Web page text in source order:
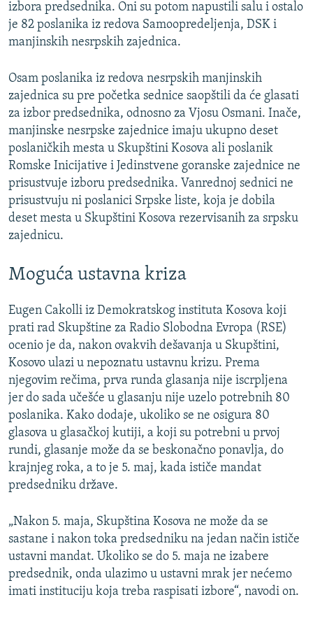
izbora predsednika. Oni su potom napustili salu i ostalo
je 82 poslanika iz redova Samoopredeljenja, DSK i
manjinskih nesrpskih zajednica.
Osam poslanika iz redova nesrpskih manjinskih
zajednica su pre početka sednice saopštili da će glasati
za izbor predsednika, odnosno za Vjosu Osmani. Inače,
manjinske nesrpske zajednice imaju ukupno deset
poslaničkih mesta u Skupštini Kosova ali poslanik
Romske Inicijative i Jedinstvene goranske zajednice ne
prisustvuje izboru predsednika. Vanrednoj sednici ne
prisustvuju ni poslanici Srpske liste, koja je dobila
deset mesta u Skupštini Kosova rezervisanih za srpsku
zajednicu.
Moguća ustavna kriza
Eugen Cakolli iz Demokratskog instituta Kosova koji
prati rad Skupštine za Radio Slobodna Evropa (RSE)
ocenio je da, nakon ovakvih dešavanja u Skupštini,
Kosovo ulazi u nepoznatu ustavnu krizu. Prema
njegovim rečima, prva runda glasanja nije iscrpljena
jer do sada učešće u glasanju nije uzelo potrebnih 80
poslanika. Kako dodaje, ukoliko se ne osigura 80
glasova u glasačkoj kutiji, a koji su potrebni u prvoj
rundi, glasanje može da se beskonačno ponavlja, do
krajnjeg roka, a to je 5. maj, kada ističe mandat
predsedniku države.
„Nakon 5. maja, Skupština Kosova ne može da se
sastane i nakon toka predsedniku na jedan način ističe
ustavni mandat. Ukoliko se do 5. maja ne izabere
predsednik, onda ulazimo u ustavni mrak jer nećemo
imati instituciju koja treba raspisati izbore“, navodi on.